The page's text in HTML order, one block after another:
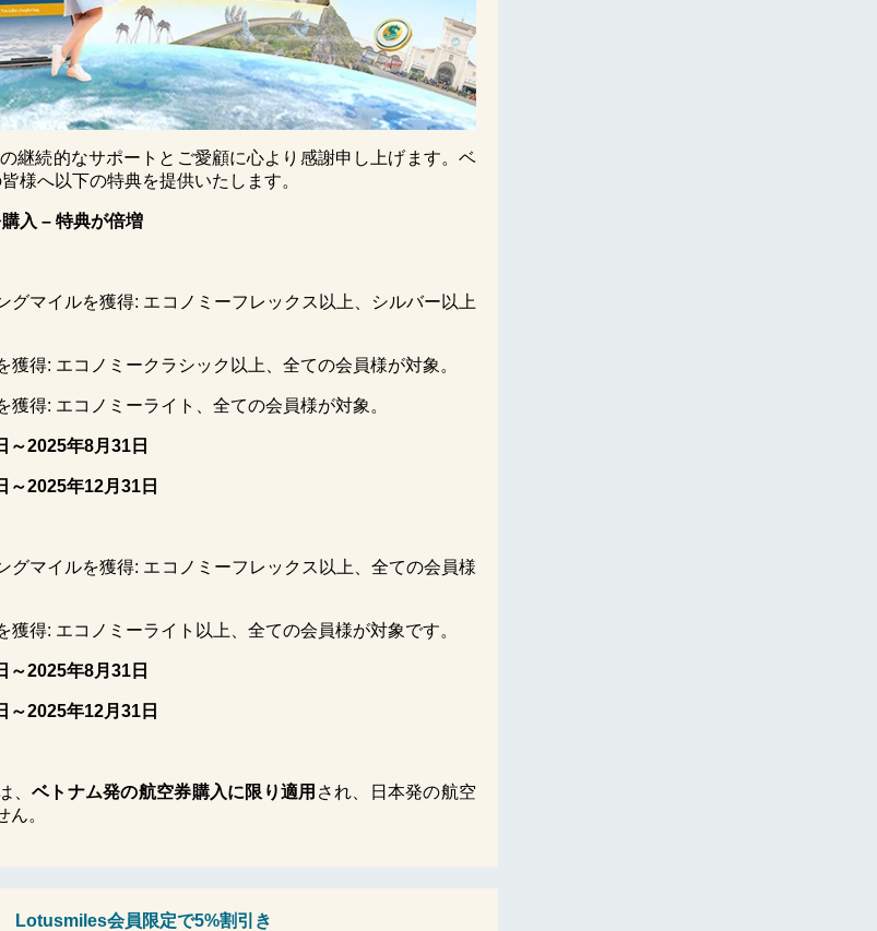
継続的なサポートとご愛顧に心より感謝申し上げます。ベ
様へ以下の特典を提供いたします。
入 – 特典が倍増
グマイルを獲得: エコノミーフレックス以上、シルバー以上
獲得: エコノミークラシック以上、全ての会員様が対象。
獲得: エコノミーライト、全ての会員様が対象。
～2025年8月 31 日
～2025年12月 31 日
グマイルを獲得: エコノミーフレックス以上、全ての会員様
獲得: エコノミーライト以上、全ての会員様が対象です。
～2025年8月 31 日
～2025年12月 31 日
、 ベトナム発の航空券購入に限り適用 され、日本発の航空
ん。
Lotusmiles会員限定で5%割引き